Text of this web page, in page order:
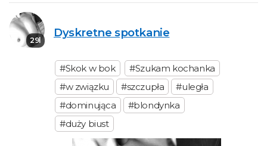
29l
Dyskretne spotkanie
#Skok w bok
#Szukam kochanka
#w związku
#szczupła
#uległa
#dominująca
#blondynka
#duży biust